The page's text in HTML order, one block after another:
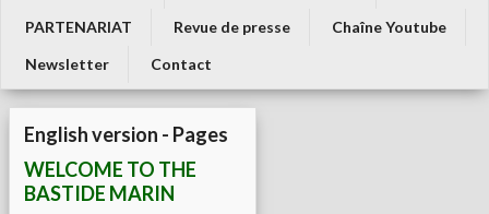
PARTENARIAT
Revue de presse
Chaîne Youtube
Newsletter
Contact
English version - Pages
WELCOME TO THE
BASTIDE MARIN